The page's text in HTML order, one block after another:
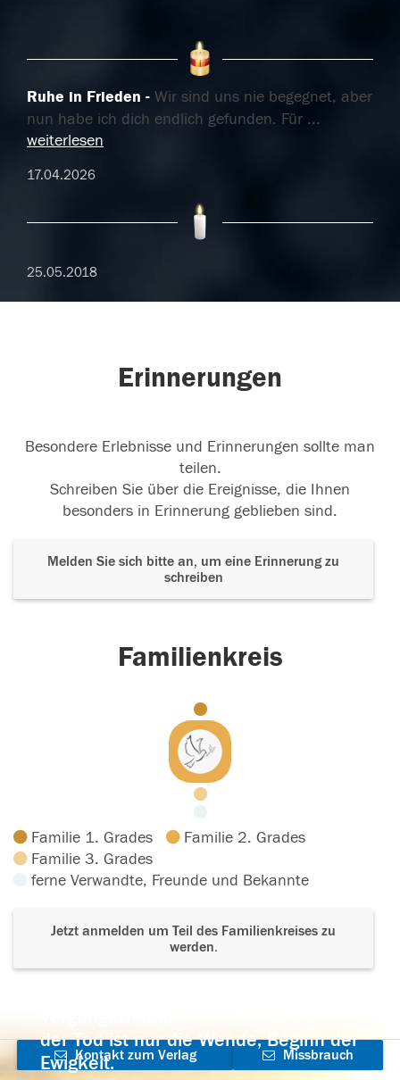
Ruhe in Frieden
Wir sind uns nie begegnet, aber
nun habe ich dich endlich gefunden. Für ...
weiterlesen
17.04.2026
25.05.2018
Erinnerungen
Besondere Erlebnisse und Erinnerungen sollte man
teilen.
Schreiben Sie über die Ereignisse, die Ihnen
besonders in Erinnerung geblieben sind.
Melden Sie sich bitte an, um eine Erinnerung zu
schreiben
Familienkreis
Familie 1. Grades
Familie 2. Grades
Familie 3. Grades
ferne Verwandte, Freunde und Bekannte
Jetzt anmelden um Teil des Familienkreises zu
werden.
der Tod ist nur die Wende, Beginn der
Ewigkeit.
Kontakt zum Verlag
Missbrauch